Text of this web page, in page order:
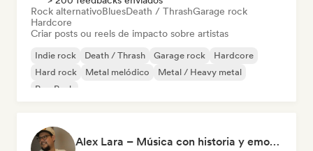
Rock alternativoBluesDeath / ThrashGarage rock
Hardcore
Criar posts ou reels de impacto sobre artistas
Indie rock Death / Thrash Garage rock
Hardcore
Hard rock
Metal melódico
Metal / Heavy metal
Pop Punk
Alex Lara – Música con historia y emociones